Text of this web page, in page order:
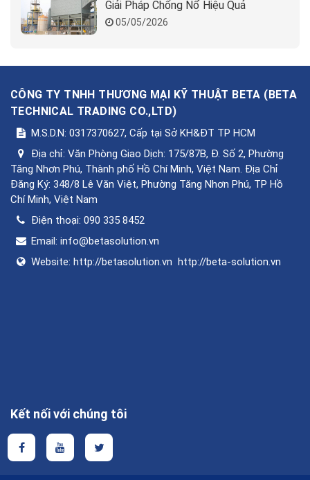
Giải Pháp Chống Nổ Hiệu Quả
05/05/2026
CÔNG TY TNHH THƯƠNG MẠI KỸ THUẬT BETA (BETA
TECHNICAL TRADING CO.,LTD)
M.S.D.N: 0317370627, Cấp tại Sở KH&ĐT TP HCM
Địa chỉ: Văn Phòng Giao Dịch: 175/87B, Đ. Số 2, Phường
Tăng Nhơn Phú, Thành phố Hồ Chí Minh, Việt Nam. Địa Chỉ
Đăng Ký: 348/8 Lê Văn Việt, Phường Tăng Nhơn Phú, TP Hồ
Chí Minh, Việt Nam
Điện thoại: 090 335 8452
Email: info@betasolution.vn
Website: http://betasolution.vn http://beta-solution.vn
Kết nối với chúng tôi